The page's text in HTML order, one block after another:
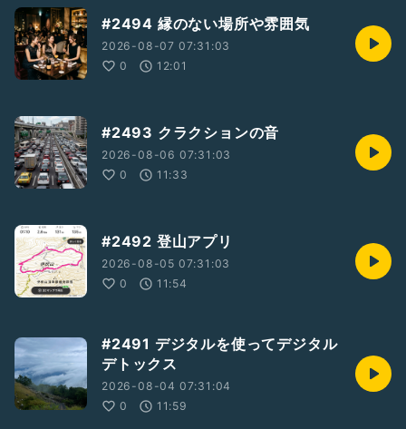
#2494 縁のない場所や雰囲気
2026-08-07 07:31:03
0
12:01
#2493 クラクションの音
2026-08-06 07:31:03
0
11:33
#2492 登山アプリ
2026-08-05 07:31:03
0
11:54
#2491 デジタルを使ってデジタル
デトックス
2026-08-04 07:31:04
0
11:59